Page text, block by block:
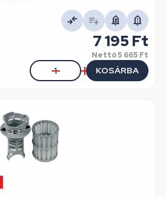
7 195 Ft
Nettó5 665 Ft
KOSÁRBA